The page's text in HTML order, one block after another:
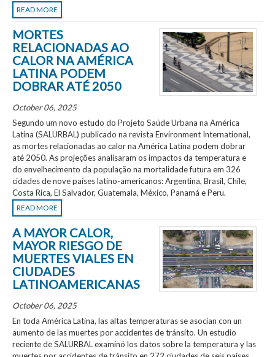
READ MORE
MORTES
RELACIONADAS AO
CALOR NA AMÉRICA
LATINA PODEM
DOBRAR ATÉ 2050
October 06, 2025
Segundo um novo estudo do Projeto Saúde Urbana na América
Latina (SALURBAL) publicado na revista Environment International,
as mortes relacionadas ao calor na América Latina podem dobrar
até 2050. As projeções analisaram os impactos da temperatura e
do envelhecimento da população na mortalidade futura em 326
cidades de nove países latino-americanos: Argentina, Brasil, Chile,
Costa Rica, El Salvador, Guatemala, México, Panamá e Peru.
READ MORE
A MAYOR CALOR,
MAYOR RIESGO DE
MUERTES VIALES EN
CIUDADES
LATINOAMERICANAS
October 06, 2025
En toda América Latina, las altas temperaturas se asocian con un
aumento de las muertes por accidentes de tránsito. Un estudio
reciente de SALURBAL examinó los datos sobre la temperatura y las